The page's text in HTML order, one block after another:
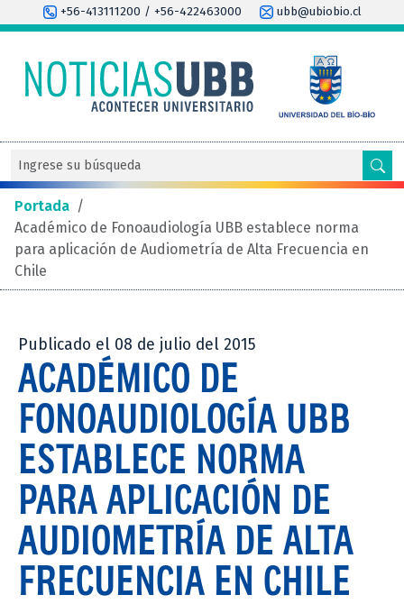
+56-413111200 / +56-422463000 ubb@ubiobio.cl
Portada /
Académico de Fonoaudiología UBB establece norma
para aplicación de Audiometría de Alta Frecuencia en
Chile
Publicado el 08 de julio del 2015
ACADÉMICO DE
FONOAUDIOLOGÍA UBB
ESTABLECE NORMA
PARA APLICACIÓN DE
AUDIOMETRÍA DE ALTA
FRECUENCIA EN CHILE